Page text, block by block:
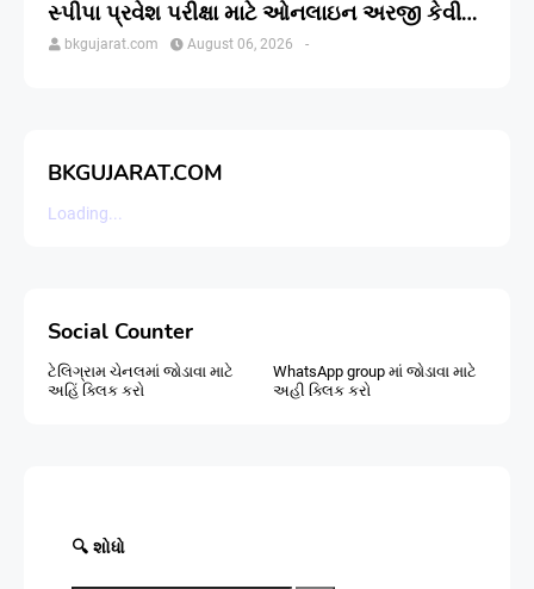
સ્પીપા પ્રવેશ પરીક્ષા માટે ઓનલાઇન અરજી કેવી
રીતે કરવી? જાણો સંપૂર્ણ પ્રક્રિયા
bkgujarat.com -
August 06, 2026
BKGUJARAT.COM
Loading...
Social Counter
ટેલિગ્રામ ચેનલમાં જોડાવા માટે
અહિં ક્લિક કરો
WhatsApp group માં જોડાવા માટે
અહી ક્લિક કરો
🔍 શોધો